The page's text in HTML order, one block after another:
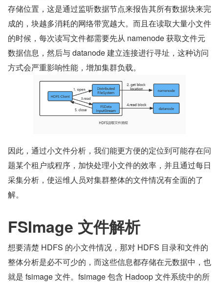
存储位置，这是通过监听数据节点来报告其所有数据块来完
成的，块越多消耗的网络带宽越大。而且在读取大量小文件
的时候，每次读写文件都需要先从 namenode 获取文件元
数据信息，然后与 datanode 建立连接进行寻址，这种访问
方式会严重影响性能，增加集群负载。
因此，通过小文件分析，我们能更方便的定位到可能存在问
题某个租户或程序，加快处理小文件的效率，并且通过每日
采集分析，使运维人员对集群整体的文件情况有全面的了
解。
FSImage 文件解析
想要清楚 HDFS 的小文件情况，那对 HDFS 目录和文件的
整体分析是必不可少的，而这些信息都存储在元数据中，也
就是 fsimage 文件。fsimage 包含 Hadoop 文件系统中的所